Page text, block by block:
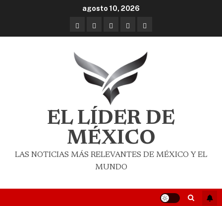
agosto 10, 2026
EL LÍDER DE
MÉXICO
LAS NOTICIAS MÁS RELEVANTES DE MÉXICO Y EL
MUNDO